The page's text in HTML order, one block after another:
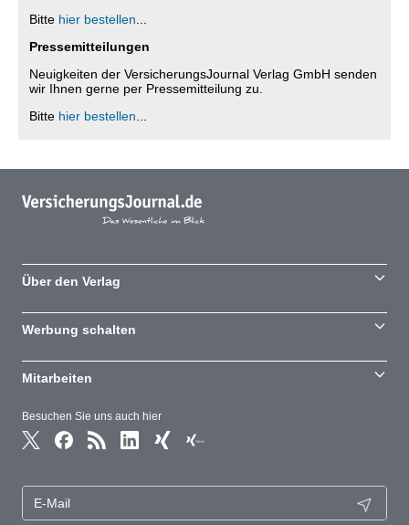
Bitte hier bestellen
Pressemitteilungen
Neuigkeiten der VersicherungsJournal Verlag GmbH senden
wir Ihnen gerne per Pressemitteilung zu.
Bitte hier bestellen
Besuchen Sie uns auch hier
Über den Verlag
Werbung schalten
Mitarbeiten